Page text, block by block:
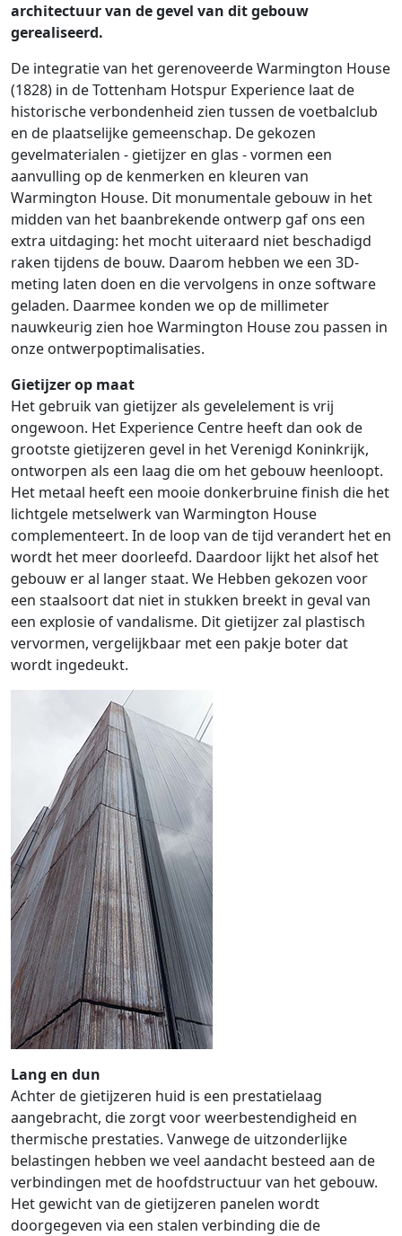
architectuur van de gevel van dit gebouw
gerealiseerd.
De integratie van het gerenoveerde Warmington House
(1828) in de Tottenham Hotspur Experience laat de
historische verbondenheid zien tussen de voetbalclub
en de plaatselijke gemeenschap. De gekozen
gevelmaterialen - gietijzer en glas - vormen een
aanvulling op de kenmerken en kleuren van
Warmington House. Dit monumentale gebouw in het
midden van het baanbrekende ontwerp gaf ons een
extra uitdaging: het mocht uiteraard niet beschadigd
raken tijdens de bouw. Daarom hebben we een 3D-
meting laten doen en die vervolgens in onze software
geladen. Daarmee konden we op de millimeter
nauwkeurig zien hoe Warmington House zou passen in
onze ontwerpoptimalisaties.
Gietijzer op maat
Het gebruik van gietijzer als gevelelement is vrij
ongewoon. Het Experience Centre heeft dan ook de
grootste gietijzeren gevel in het Verenigd Koninkrijk,
ontworpen als een laag die om het gebouw heenloopt.
Het metaal heeft een mooie donkerbruine finish die het
lichtgele metselwerk van Warmington House
complementeert. In de loop van de tijd verandert het en
wordt het meer doorleefd. Daardoor lijkt het alsof het
gebouw er al langer staat. We Hebben gekozen voor
een staalsoort dat niet in stukken breekt in geval van
een explosie of vandalisme. Dit gietijzer zal plastisch
vervormen, vergelijkbaar met een pakje boter dat
wordt ingedeukt.
Lang en dun
Achter de gietijzeren huid is een prestatielaag
aangebracht, die zorgt voor weerbestendigheid en
thermische prestaties. Vanwege de uitzonderlijke
belastingen hebben we veel aandacht besteed aan de
verbindingen met de hoofdstructuur van het gebouw.
Het gewicht van de gietijzeren panelen wordt
doorgegeven via een stalen verbinding die de